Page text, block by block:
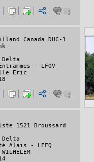
Canada DHC-1
Delta
- LFOV
Eric
1521 Broussard
Delta
Alais - LFFQ